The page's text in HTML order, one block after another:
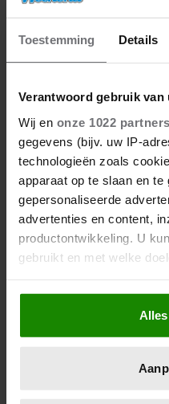
Toestemming Details
Verantwoord gebruik van
Wij en onze 1022 partners
gegevens (bijv. uw IP-
technologieën zoals
apparaat op te slaan en te
gepersonaliseerde
advertenties en content,
productontwikkeling. U
gebruikt en met welke
Als u het toestaat, willen
Informatie
locatie, die tot een
scannen op
27/04/2026
ZO VIERT DE
FAMILIE
IN FRIESLAND